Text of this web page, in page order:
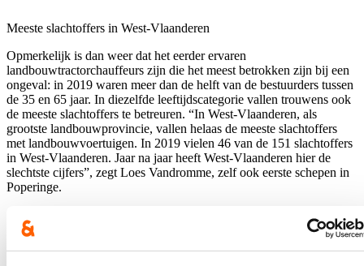
Meeste slachtoffers in West-Vlaanderen
Opmerkelijk is dan weer dat het eerder ervaren
landbouwtractorchauffeurs zijn die het meest betrokken zijn bij een
ongeval: in 2019 waren meer dan de helft van de bestuurders tussen
de 35 en 65 jaar. In diezelfde leeftijdscategorie vallen trouwens ook
de meeste slachtoffers te betreuren. “In West-Vlaanderen, als
grootste landbouwprovincie, vallen helaas de meeste slachtoffers
met landbouwvoertuigen. In 2019 vielen 46 van de 151 slachtoffers
in West-Vlaanderen. Jaar na jaar heeft West-Vlaanderen hier de
slechtste cijfers”, zegt Loes Vandromme, zelf ook eerste schepen in
Poperinge.